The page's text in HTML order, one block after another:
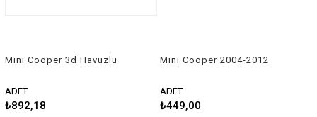
Mini Cooper 3d Havuzlu
ADET
₺892,18
Mini Cooper 2004-2012
ADET
₺449,00